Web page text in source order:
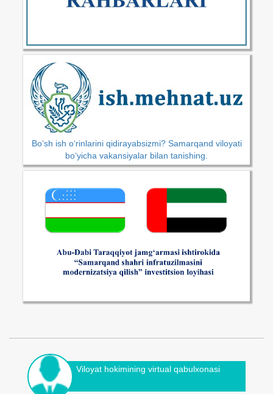
Bo‘sh ish o‘rinlarini qidirayabsizmi? Samarqand viloyati
bo‘yicha vakansiyalar bilan tanishing.
Viloyat hokimining virtual qabulxonasi